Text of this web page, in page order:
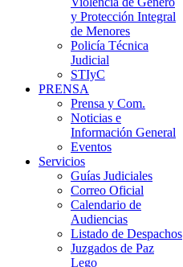
y Protección Integral
de Menores
Policía Técnica
Judicial
STIyC
PRENSA
Prensa y Com.
Noticias e
Información General
Eventos
Servicios
Guías Judiciales
Correo Oficial
Calendario de
Audiencias
Listado de Despachos
Juzgados de Paz
Lego